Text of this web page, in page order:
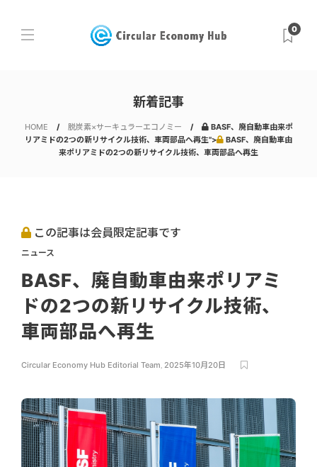
0
新着記事
HOME 脱炭素×サーキュラーエコノミー
BASF、廃自動車由来ポ
リアミドの2つの新リサイクル技術、車両部品へ再生">
BASF、廃自動車由
来ポリアミドの2つの新リサイクル技術、車両部品へ再生
この記事は会員限定記事です
ニュース
BASF、廃自動車由来ポリアミ
ドの2つの新リサイクル技術、
車両部品へ再生
Circular Economy Hub Editorial Team, 2025年10月20日